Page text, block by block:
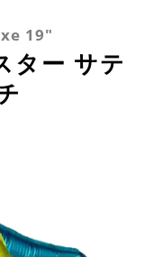
19"
ター サテ